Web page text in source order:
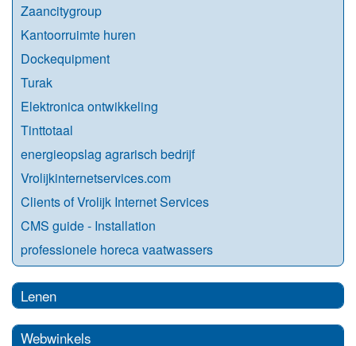
Zaancitygroup
Kantoorruimte huren
Dockequipment
Turak
Elektronica ontwikkeling
Tinttotaal
energieopslag agrarisch bedrijf
Vrolijkinternetservices.com
Clients of Vrolijk Internet Services
CMS guide - Installation
professionele horeca vaatwassers
Lenen
Webwinkels